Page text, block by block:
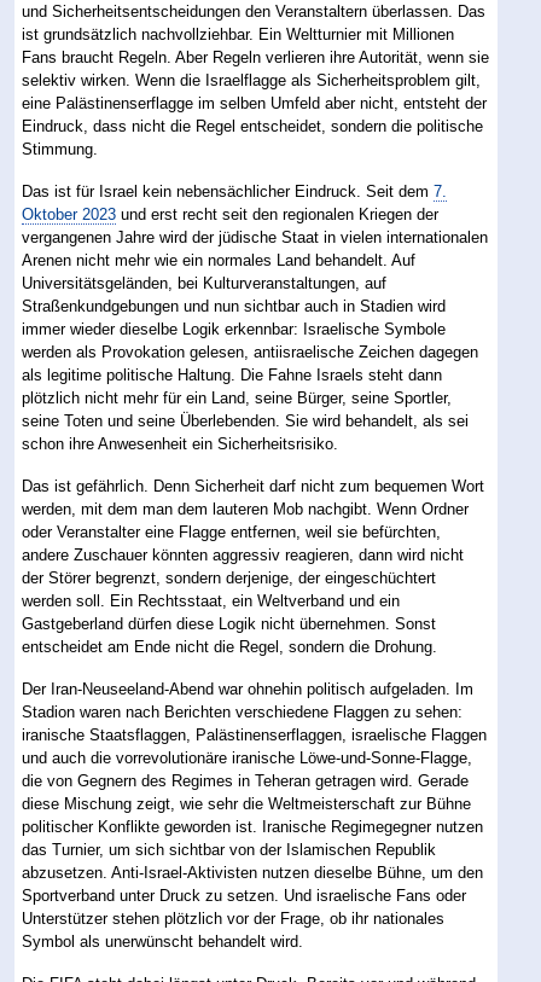
und Sicherheitsentscheidungen den Veranstaltern überlassen. Das
ist grundsätzlich nachvollziehbar. Ein Weltturnier mit Millionen
Fans braucht Regeln. Aber Regeln verlieren ihre Autorität, wenn sie
selektiv wirken. Wenn die Israelflagge als Sicherheitsproblem gilt,
eine Palästinenserflagge im selben Umfeld aber nicht, entsteht der
Eindruck, dass nicht die Regel entscheidet, sondern die politische
Stimmung.
Das ist für Israel kein nebensächlicher Eindruck. Seit dem7.
Oktober 2023 und erst recht seit den regionalen Kriegen der
vergangenen Jahre wird der jüdische Staat in vielen internationalen
Arenen nicht mehr wie ein normales Land behandelt. Auf
Universitätsgeländen, bei Kulturveranstaltungen, auf
Straßenkundgebungen und nun sichtbar auch in Stadien wird
immer wieder dieselbe Logik erkennbar: Israelische Symbole
werden als Provokation gelesen, antiisraelische Zeichen dagegen
als legitime politische Haltung. Die Fahne Israels steht dann
plötzlich nicht mehr für ein Land, seine Bürger, seine Sportler,
seine Toten und seine Überlebenden. Sie wird behandelt, als sei
schon ihre Anwesenheit ein Sicherheitsrisiko.
Das ist gefährlich. Denn Sicherheit darf nicht zum bequemen Wort
werden, mit dem man dem lauteren Mob nachgibt. Wenn Ordner
oder Veranstalter eine Flagge entfernen, weil sie befürchten,
andere Zuschauer könnten aggressiv reagieren, dann wird nicht
der Störer begrenzt, sondern derjenige, der eingeschüchtert
werden soll. Ein Rechtsstaat, ein Weltverband und ein
Gastgeberland dürfen diese Logik nicht übernehmen. Sonst
entscheidet am Ende nicht die Regel, sondern die Drohung.
Der Iran-Neuseeland-Abend war ohnehin politisch aufgeladen. Im
Stadion waren nach Berichten verschiedene Flaggen zu sehen:
iranische Staatsflaggen, Palästinenserflaggen, israelische Flaggen
und auch die vorrevolutionäre iranische Löwe-und-Sonne-Flagge,
die von Gegnern des Regimes in Teheran getragen wird. Gerade
diese Mischung zeigt, wie sehr die Weltmeisterschaft zur Bühne
politischer Konflikte geworden ist. Iranische Regimegegner nutzen
das Turnier, um sich sichtbar von der Islamischen Republik
abzusetzen. Anti-Israel-Aktivisten nutzen dieselbe Bühne, um den
Sportverband unter Druck zu setzen. Und israelische Fans oder
Unterstützer stehen plötzlich vor der Frage, ob ihr nationales
Symbol als unerwünscht behandelt wird.